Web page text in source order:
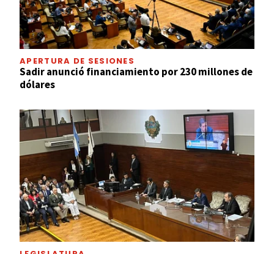
APERTURA DE SESIONES
Sadir anunció financiamiento por 230 millones de
dólares